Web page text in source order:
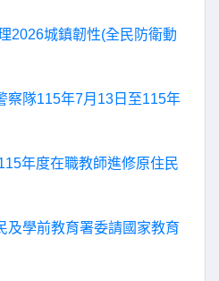
2026城鎮韌性(全民防衛動
察隊115年7月13日至115年
年度在職教師進修原住民
及學前教育署委請國家教育